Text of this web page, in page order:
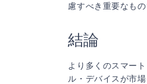
慮すべき重要なもの
結論
より多くのスマー
ル・デバイスが市